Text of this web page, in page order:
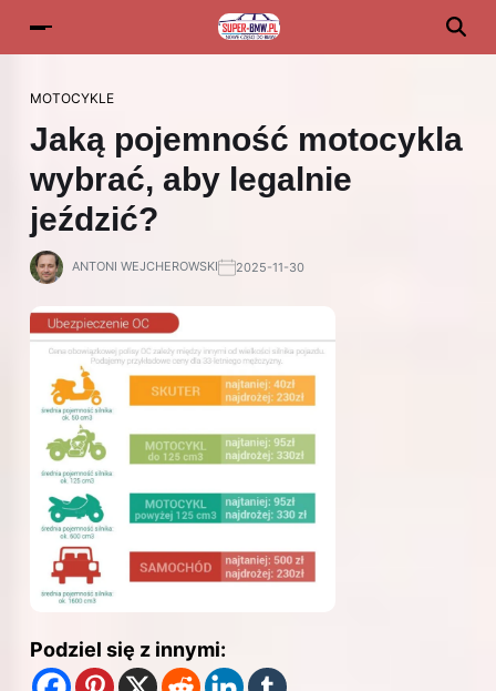
MOTOCYKLE
Jaką pojemność motocykla
wybrać, aby legalnie
jeździć?
ANTONI WEJCHEROWSKI 2025-11-30
Podziel się z innymi: